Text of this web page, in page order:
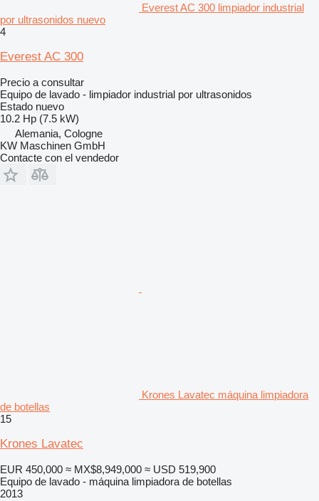
Everest AC 300 limpiador industrial
por ultrasonidos nuevo
4
Everest AC 300
Precio a consultar
Equipo de lavado - limpiador industrial por ultrasonidos
Estado nuevo
10.2 Hp (7.5 kW)
Alemania, Cologne
KW Maschinen GmbH
Contacte con el vendedor
Krones Lavatec máquina limpiadora
de botellas
15
Krones Lavatec
EUR 450,000 ≈ MX$8,949,000 ≈ USD 519,900
Equipo de lavado - máquina limpiadora de botellas
2013